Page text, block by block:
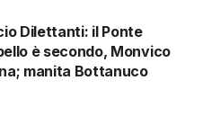
Dilettanti: il Ponte
è secondo, Monvico
manita Bottanuco